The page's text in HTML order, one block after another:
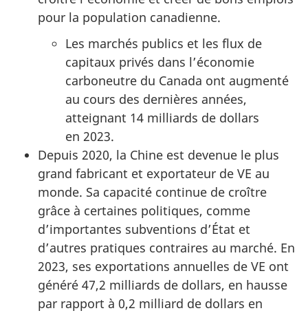
pour la population canadienne.
Les marchés publics et les flux de
capitaux privés dans l’économie
carboneutre du Canada ont augmenté
au cours des dernières années,
atteignant 14 milliards de dollars
en 2023.
Depuis 2020, la Chine est devenue le plus
grand fabricant et exportateur de VE au
monde. Sa capacité continue de croître
grâce à certaines politiques, comme
d’importantes subventions d’État et
d’autres pratiques contraires au marché. En
2023, ses exportations annuelles de VE ont
généré 47,2 milliards de dollars, en hausse
par rapport à 0,2 milliard de dollars en